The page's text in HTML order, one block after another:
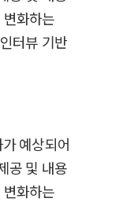
화하는
터뷰 기반
예상되어
공 및 내용
화하는